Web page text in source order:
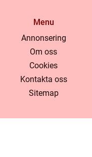
Menu
Annonsering
Om oss
Cookies
Kontakta oss
Sitemap